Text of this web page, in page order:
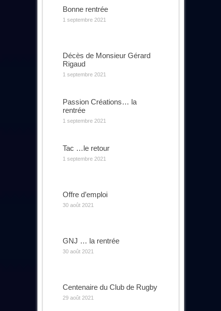
Bonne rentrée
1 septembre 2021
Décès de Monsieur Gérard
Rigaud
1 septembre 2021
Passion Créations… la
rentrée
1 septembre 2021
Tac …le retour
1 septembre 2021
Offre d’emploi
30 août 2021
GNJ … la rentrée
30 août 2021
Centenaire du Club de Rugby
29 août 2021